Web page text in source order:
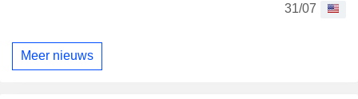
31/07
Meer nieuws